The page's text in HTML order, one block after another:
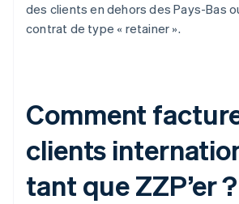
des clients en dehors des Pays-Bas
contrat de type « retainer ».
Comment
clients
tant que ZZP’er ?